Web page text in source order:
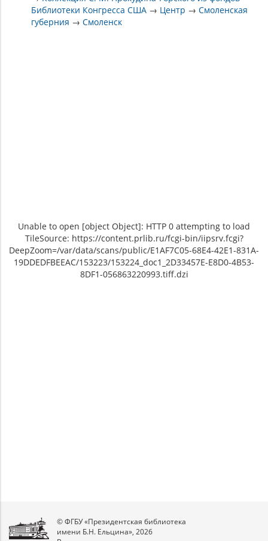
Библиотеки Конгресса США → Центр →Смоленская
губерния →Смоленск
Unable to open [object Object]: HTTP 0 attempting to load
TileSource: https://content.prlib.ru/fcgi-bin/iipsrv.fcgi?
DeepZoom=/var/data/scans/public/E1AF7C05-68E4-42E1-831A-
19DDEDFBEEAC/153223/153224_doc1_2D33457E-E8D0-4B53-
8DF1-056863220993.tiff.dzi
© ФГБУ «Президентская библиотека
имени Б.Н. Ельцина», 2026